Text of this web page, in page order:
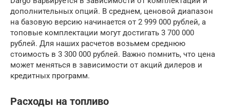
дополнительных опций. В среднем, ценовой диапазон
на базовую версию начинается от 2 999 000 рублей, а
топовые комплектации могут достигать 3 700 000
рублей. Для наших расчетов возьмем среднюю
стоимость в 3 300 000 рублей. Важно помнить, что цена
может меняться в зависимости от акций дилеров и
кредитных программ.
Расходы на топливо